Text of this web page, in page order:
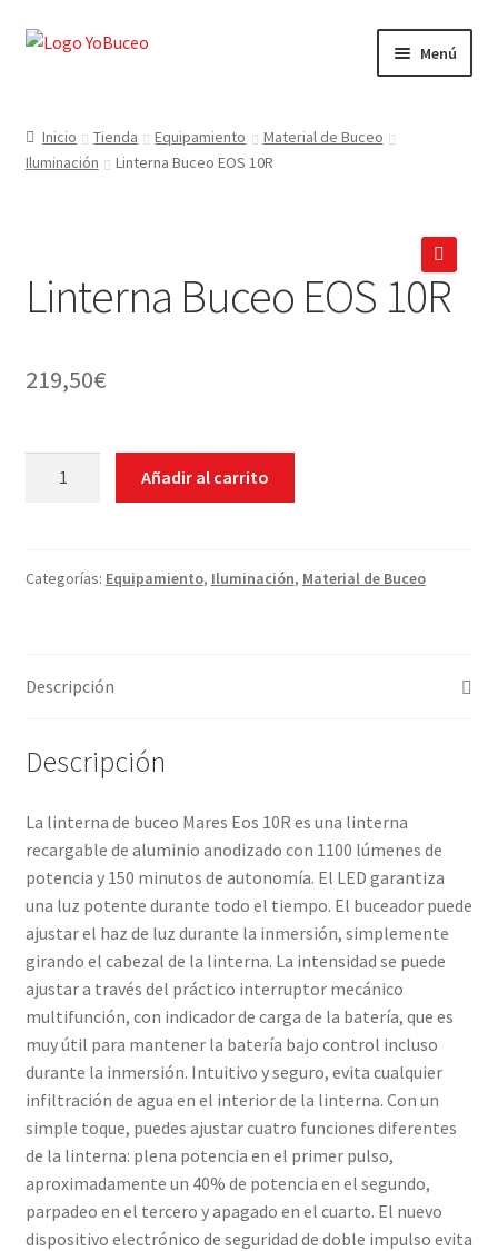
Ir
Ir
Menú
EQUIPAMIENTO
OFERTAS LAST MINUTE
WEB YOBUCEO
Inicio Tienda Equipamiento
Material de Buceo
Iluminación
Linterna Buceo EOS 10R
🔍
Linterna Buceo EOS 10R
219,50€
cantidad
Añadir al carrito
Categorías: Equipamiento, Iluminación, Material de Buceo
Descripción
Descripción
La linterna de buceo Mares Eos 10R es una linterna
recargable de aluminio anodizado con 1100 lúmenes de
potencia y 150 minutos de autonomía. El LED garantiza
una luz potente durante todo el tiempo. El buceador puede
ajustar el haz de luz durante la inmersión, simplemente
girando el cabezal de la linterna. La intensidad se puede
ajustar a través del práctico interruptor mecánico
multifunción, con indicador de carga de la batería, que es
muy útil para mantener la batería bajo control incluso
durante la inmersión. Intuitivo y seguro, evita cualquier
infiltración de agua en el interior de la linterna. Con un
simple toque, puedes ajustar cuatro funciones diferentes
de la linterna: plena potencia en el primer pulso,
aproximadamente un 40% de potencia en el segundo,
parpadeo en el tercero y apagado en el cuarto. El nuevo
dispositivo electrónico de seguridad de doble impulso evita